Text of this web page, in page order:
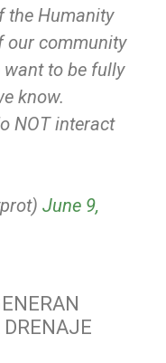
the Humanity
our community
to be fully
know.
NOT interact
June 9,